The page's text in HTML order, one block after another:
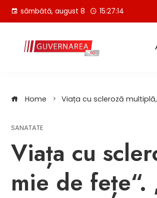
Skip sâmbătă, august 8 15:27:15
Home Viața cu scleroză
SANATATE
Viața cu
mie de